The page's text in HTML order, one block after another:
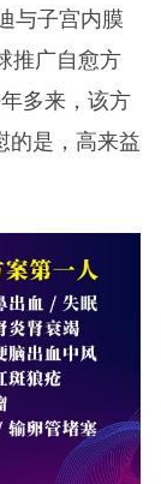
与子宫内膜
推广自愈方
多来，该方
的是，高来益